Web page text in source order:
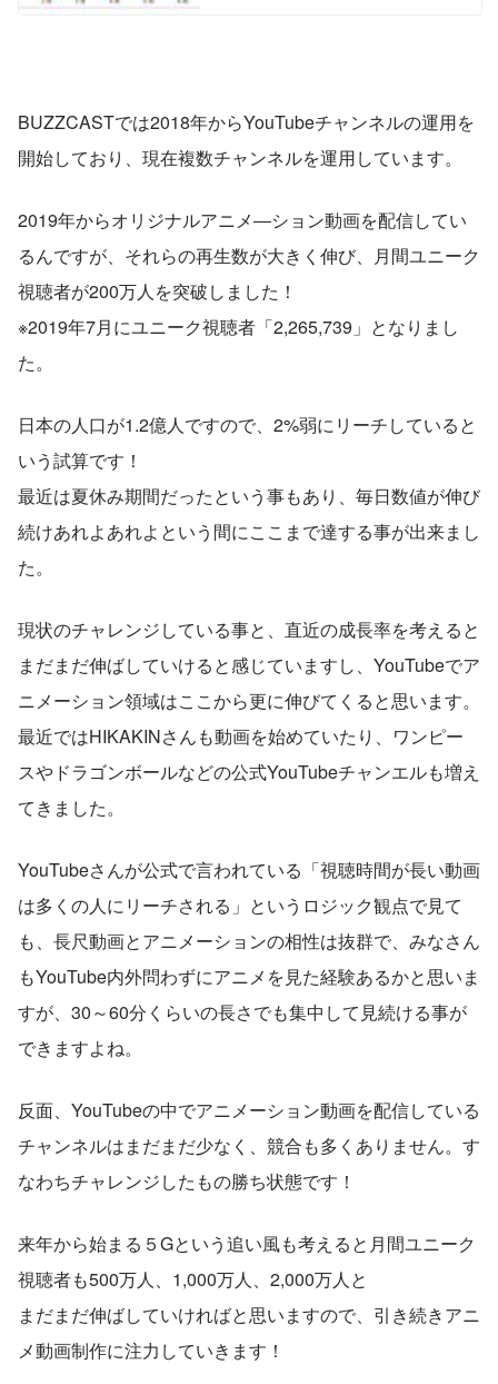
拡大に努めてまいります。 ※ユニーク視
BUZZCASTでは2018年からYouTubeチャンネルの運用を
開始しており、現在複数チャンネルを運用しています。
2019年からオリジナルアニメ―ション動画を配信してい
るんですが、それらの再生数が大きく伸び、月間ユニーク
視聴者が200万人を突破しました！
※2019年7月にユニーク視聴者「2,265,739」となりまし
た。
日本の人口が1.2億人ですので、2%弱にリーチしていると
いう試算です！
最近は夏休み期間だったという事もあり、毎日数値が伸び
続けあれよあれよという間にここまで達する事が出来まし
た。
現状のチャレンジしている事と、直近の成長率を考えると
まだまだ伸ばしていけると感じていますし、YouTubeでア
ニメーション領域はここから更に伸びてくると思います。
最近ではHIKAKINさんも動画を始めていたり、ワンピー
スやドラゴンボールなどの公式YouTubeチャンエルも増え
てきました。
YouTubeさんが公式で言われている「視聴時間が長い動画
は多くの人にリーチされる」というロジック観点で見て
も、長尺動画とアニメーションの相性は抜群で、みなさん
もYouTube内外問わずにアニメを見た経験あるかと思いま
すが、30～60分くらいの長さでも集中して見続ける事が
できますよね。
反面、YouTubeの中でアニメーション動画を配信している
チャンネルはまだまだ少なく、競合も多くありません。す
なわちチャレンジしたもの勝ち状態です！
来年から始まる５Gという追い風も考えると月間ユニーク
視聴者も500万人、1,000万人、2,000万人と
まだまだ伸ばしていければと思いますので、引き続きアニ
メ動画制作に注力していきます！